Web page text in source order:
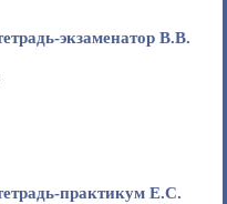
экзаменатор В.В.
практикум Е.С.